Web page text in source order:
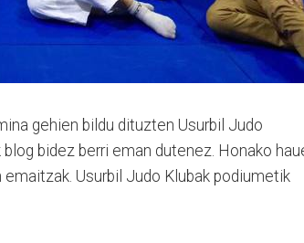
gehien bildu dituzten Usurbil Judo
bidez berri eman dutenez. Honako
Usurbil Judo Klubak podiumetik